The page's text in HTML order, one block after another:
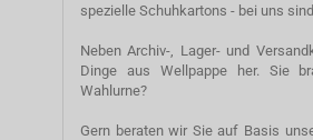
spezielle Schuhkartons - bei uns
Neben Archiv-, Lager- und
Dinge aus Wellpappe her. Sie
Wahlurne?
Gern beraten wir Sie auf Basis